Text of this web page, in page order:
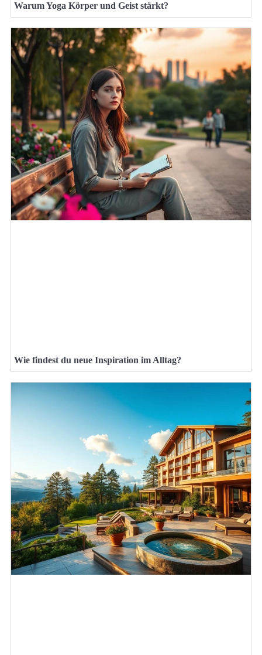
Warum Yoga Körper und Geist stärkt?
Wie findest du neue Inspiration im Alltag?